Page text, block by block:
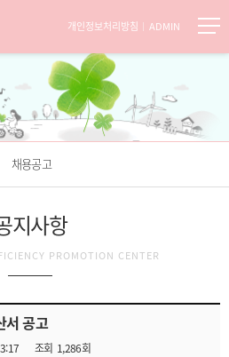
개인정보처리방침 ADMIN
채용공고
지사항
PROMOTION CENTER
서 공고
조회 1,286회